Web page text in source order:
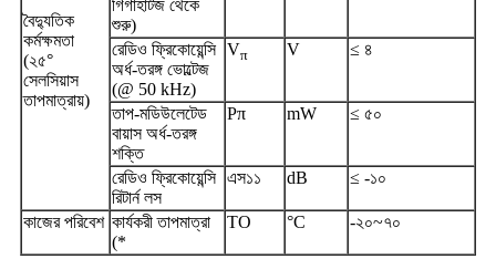
বৈদ্যুতিক
কর্মক্ষমতা
(২৫°
সেলসিয়াস
তাপমাত্রায়)
গিগাহার্টজ থেকে
শুরু)
রেডিও ফ্রিকোয়েন্সি
অর্ধ-তরঙ্গ ভোল্টেজ
(@ 50 kHz)
Vπ V ≤ ৪
তাপ-মডিউলেটেড
বায়াস অর্ধ-তরঙ্গ
শক্তি
Pπ mW ≤ ৫০
রেডিও ফ্রিকোয়েন্সি
রিটার্ন লস
এস১১ dB ≤ -১০
কাজের পরিবেশ কার্যকরী তাপমাত্রা
(*
TO °C -২০~৭০